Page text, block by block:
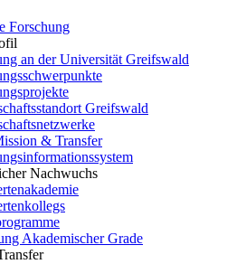
Forschung
an der Universität Greifswald
Greifswald
& Transfer
Nachwuchs
Akademischer Grade